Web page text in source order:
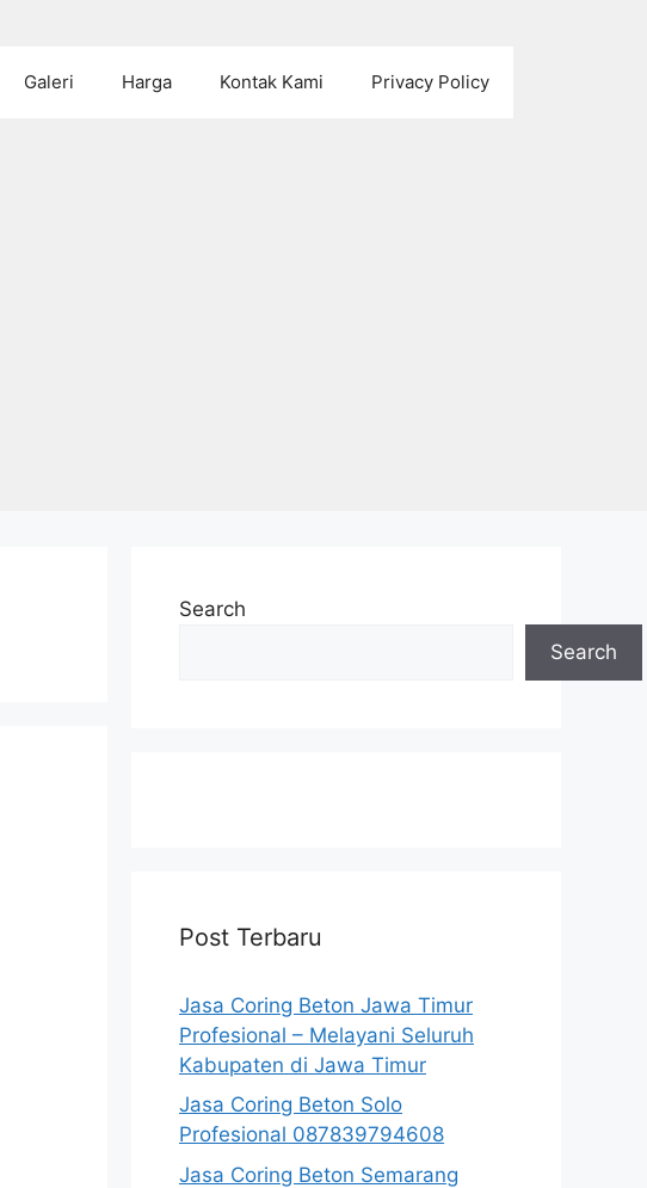
Galeri Harga Kontak Kami Privacy Policy
Search
Search
Post Terbaru
Jasa Coring Beton Jawa Timur
Profesional – Melayani Seluruh
Kabupaten di Jawa Timur
Jasa Coring Beton Solo
Profesional 087839794608
Jasa Coring Beton Semarang